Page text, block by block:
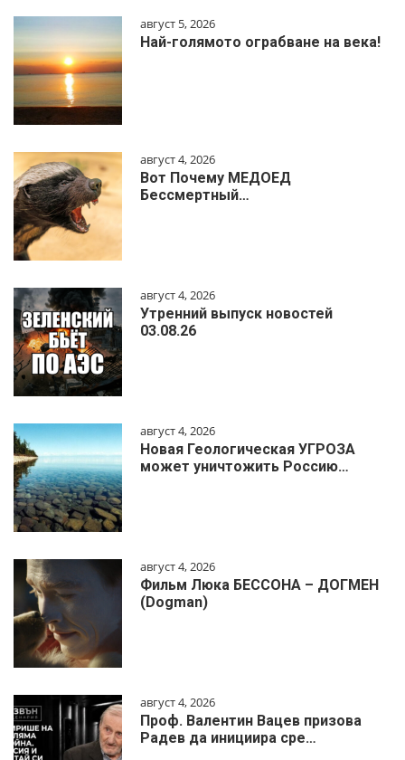
август 5, 2026
Най-голямото ограбване на века!
август 4, 2026
Вот Почему МЕДОЕД
Бессмертный…
август 4, 2026
Утренний выпуск новостей
03.08.26
август 4, 2026
Новая Геологическая УГРОЗА
может уничтожить Россию…
август 4, 2026
Фильм Люка БЕССОНА – ДОГМЕН
(Dogman)
август 4, 2026
Проф. Валентин Вацев призова
Радев да инициира сре…